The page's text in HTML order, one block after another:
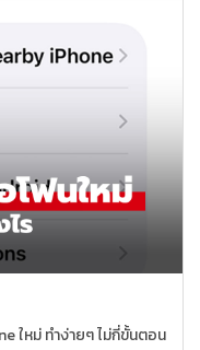
ใหม่ ทำง่ายๆ ไม่กี่ขั้นตอน